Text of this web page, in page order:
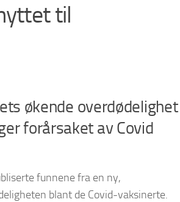
til
økende overdødelighet
forårsaket av Covid
funnene fra en ny,
blant de Covid-vaksinerte.